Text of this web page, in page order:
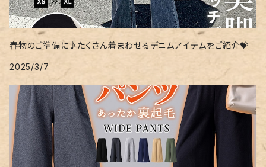
春物のご準備に♪たくさん着まわせるデニムアイテムをご紹介💝
2025/3/7